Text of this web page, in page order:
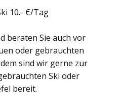
10.- €/Tag
beraten Sie auch vor
oder gebrauchten
sind wir gerne zur
Ski oder
bereit.